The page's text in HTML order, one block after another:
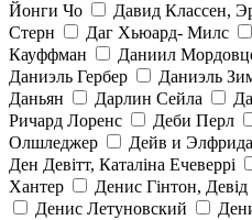
Йонги Чо
Давид Классен,
Стерн
Даг Хьюард- Милс
Кауффман
Даниил
Даниэль Гербер
Даниэль
Даньян
Дарлин Сейла
Ричард Лоренс
Деби Перл
Олшледжер
Дейв и
Ден Девітт, Каталіна Ечеверрі
Хантер
Денис Гінтон,
Денис Летуновский